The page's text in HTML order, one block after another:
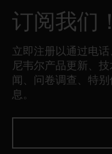
订阅我们！
立即注册以通过电
尼韦尔产品更新、
闻、问卷调查、特
息。